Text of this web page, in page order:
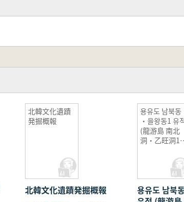
北韓文化遺蹟
発掘概報
北韓文化遺蹟発掘概報
용유도 남북동
・을왕동1 유
(龍游島 南北
洞・乙旺洞1
용유도 남북